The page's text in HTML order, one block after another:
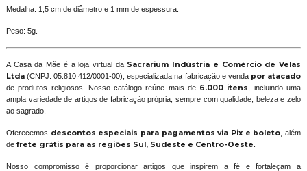
Medalha: 1,5 cm de diâmetro e 1 mm de espessura.
Peso: 5g.
A Casa da Mãe é a loja virtual daSacrarium Indústria e Comércio de Velas
Ltda(CNPJ: 05.810.412/0001-00), especializada na fabricação e venda por atacado
de produtos religiosos. Nosso catálogo reúne mais de 6.000 itens
, incluindo uma
ampla variedade de artigos de fabricação própria, sempre com qualidade, beleza e zelo
ao sagrado.
Oferecemos descontos especiais para pagamentos via Pix e boleto , além
de frete grátis para as regiões Sul, Sudeste e Centro-Oeste
Nosso compromisso é proporcionar artigos que inspirem a fé e fortaleçam a